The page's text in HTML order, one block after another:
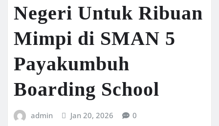
Negeri Untuk Ribuan
Mimpi di SMAN 5
Payakumbuh
Boarding School
admin Jan 20, 2026 0